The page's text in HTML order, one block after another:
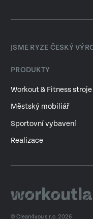
JSME RYZE ČESKÝ
PRODUKTY
Workout & Fitness stroje
Městský mobiliář
Sportovní vybavení
Realizace
© Clean4you s.r.o. 2026